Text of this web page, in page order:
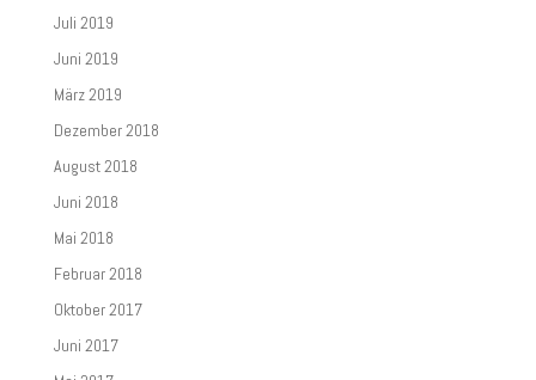
Juli 2019
Juni 2019
März 2019
Dezember 2018
August 2018
Juni 2018
Mai 2018
Februar 2018
Oktober 2017
Juni 2017